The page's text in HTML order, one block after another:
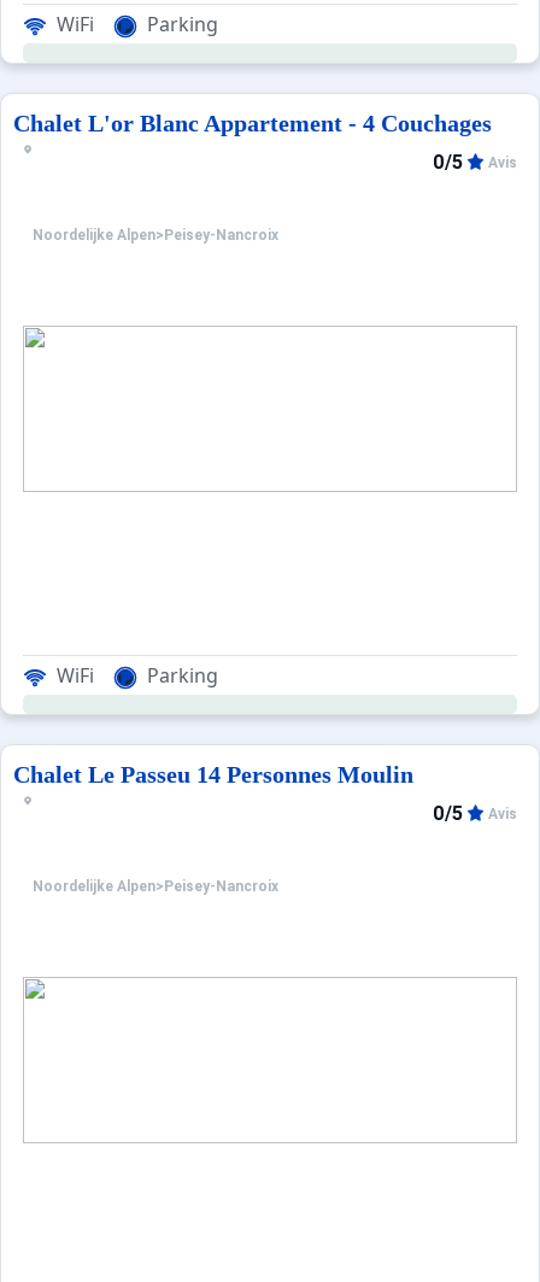
WiFi Parking
Chalet L'or Blanc Appartement - 4 Couchages
Noordelijke Alpen> Peisey-Nancroix
0/5 Avis
WiFi Parking
Chalet Le Passeu 14 Personnes Moulin
Noordelijke Alpen> Peisey-Nancroix
0/5 Avis